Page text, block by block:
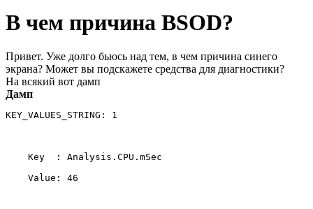
В чем причина BSOD?
Привет. Уже долго бьюсь над тем, в чем причина синего
экрана? Может вы подскажете средства для диагностики?
На всякий вот дамп
Дамп
KEY_VALUES_STRING: 1
    Key  : Analysis.CPU.mSec
    Value: 46